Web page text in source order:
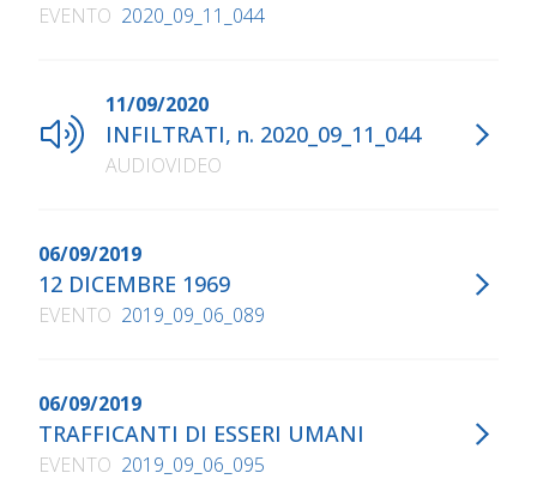
EVENTO 2020_09_11_044
11/09/2020
INFILTRATI, n. 2020_09_11_044
AUDIOVIDEO
06/09/2019
12 DICEMBRE 1969
EVENTO 2019_09_06_089
06/09/2019
TRAFFICANTI DI ESSERI UMANI
EVENTO 2019_09_06_095